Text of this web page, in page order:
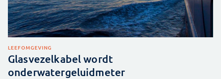
LEEFOMGEVING
Glasvezelkabel wordt
onderwatergeluidmeter